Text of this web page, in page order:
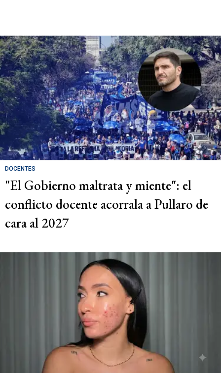
DOCENTES
"El Gobierno maltrata y miente": el
conflicto docente acorrala a Pullaro de
cara al 2027